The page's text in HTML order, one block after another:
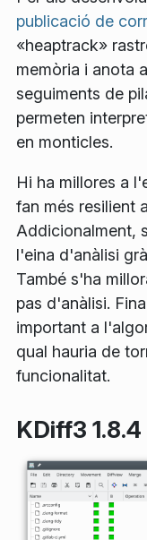
publicació de
«heaptrack»
memòria i anota
seguiments de
permeten
en monticles.
Hi ha millores a
fan més resilient
Addicionalment,
l'eina d'anàlisi
També s'ha
pas d'anàlisi.
important a
qual hauria de
funcionalitat.
KDiff3 1.8.4